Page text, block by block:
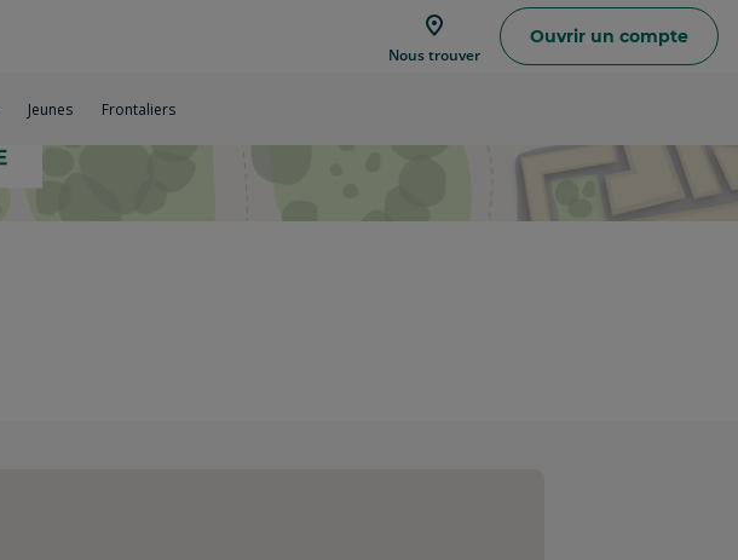
Nous trouver
Trouver
Ouvrir un compte
Jeunes Frontaliers